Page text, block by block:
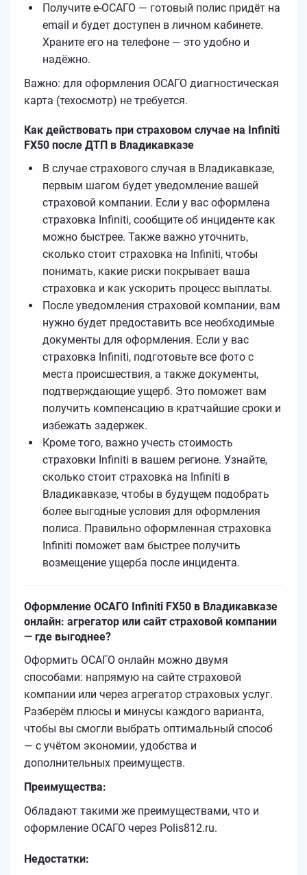
Получите е‑ОСАГО — готовый полис придёт на
email и будет доступен в личном кабинете.
Храните его на телефоне — это удобно и
надёжно.
Важно: для оформления ОСАГО диагностическая
карта (техосмотр) не требуется.
Как действовать при страховом случае на Infiniti
FX50 после ДТП в Владикавказе
В случае страхового случая в Владикавказе,
первым шагом будет уведомление вашей
страховой компании. Если у вас оформлена
страховка Infiniti, сообщите об инциденте как
можно быстрее. Также важно уточнить,
сколько стоит страховка на Infiniti, чтобы
понимать, какие риски покрывает ваша
страховка и как ускорить процесс выплаты.
После уведомления страховой компании, вам
нужно будет предоставить все необходимые
документы для оформления. Если у вас
страховка Infiniti, подготовьте все фото с
места происшествия, а также документы,
подтверждающие ущерб. Это поможет вам
получить компенсацию в кратчайшие сроки и
избежать задержек.
Кроме того, важно учесть стоимость
страховки Infiniti в вашем регионе. Узнайте,
сколько стоит страховка на Infiniti в
Владикавказе, чтобы в будущем подобрать
более выгодные условия для оформления
полиса. Правильно оформленная страховка
Infiniti поможет вам быстрее получить
возмещение ущерба после инцидента.
Оформление ОСАГО Infiniti FX50 в Владикавказе
онлайн: агрегатор или сайт страховой компании
— где выгоднее?
Оформить ОСАГО онлайн можно двумя
способами: напрямую на сайте страховой
компании или через агрегатор страховых услуг.
Разберём плюсы и минусы каждого варианта,
чтобы вы смогли выбрать оптимальный способ
— с учётом экономии, удобства и
дополнительных преимуществ.
Преимущества:
Обладают такими же преимуществами, что и
оформление ОСАГО через Polis812.ru.
Недостатки: